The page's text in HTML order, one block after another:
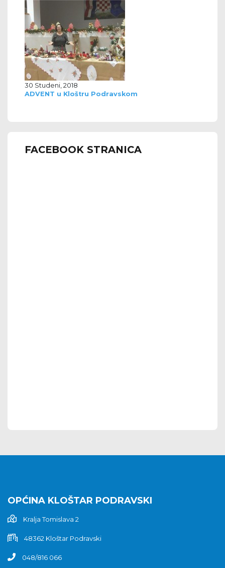
30 Studeni, 2018
ADVENT u Kloštru Podravskom
FACEBOOK STRANICA
OPĆINA KLOŠTAR PODRAVSKI
Kralja Tomislava 2
48362 Kloštar Podravski
048/816 066